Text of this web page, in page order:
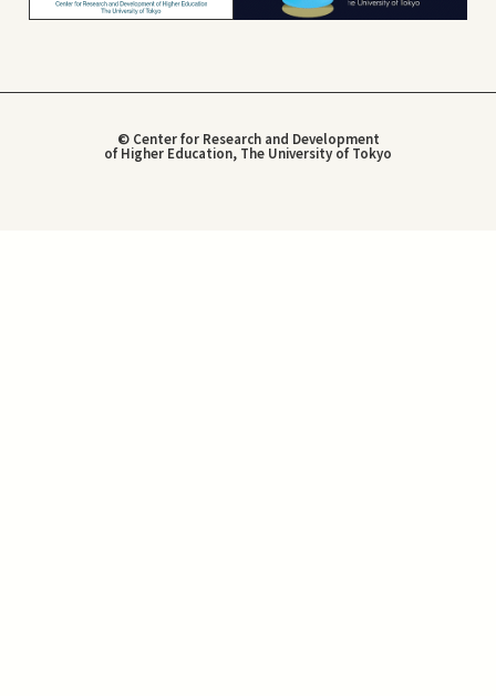
© Center for Research and Development
of Higher Education, The University of Tokyo